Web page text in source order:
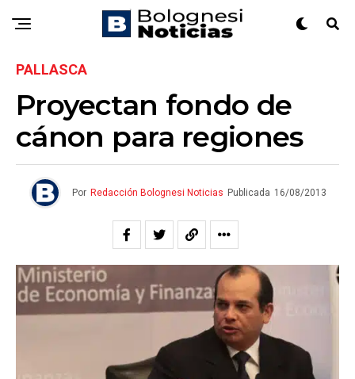
PALLASCA
Proyectan fondo de
cánon para regiones
Por Redacción Bolognesi Noticias Publicada 16/08/2013